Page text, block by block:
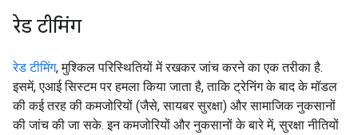
रेड टीमिंग
रेड टीमिंग, मुश्किल परिस्थितियों में रखकर जांच करने का एक तरीका है.
इसमें, एआई सिस्टम पर हमला किया जाता है, ताकि ट्रेनिंग के बाद के मॉडल
की कई तरह की कमजोरियों (जैसे, सायबर सुरक्षा) और सामाजिक नुकसानों
की जांच की जा सके. इन कमजोरियों और नुकसानों के बारे में, सुरक्षा नीतियों